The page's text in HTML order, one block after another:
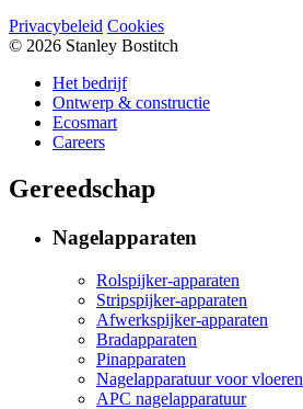
Privacybeleid Cookies
© 2026 Stanley Bostitch
Het bedrijf
Ontwerp & constructie
Ecosmart
Careers
Gereedschap
Nagelapparaten
Rolspijker-apparaten
Stripspijker-apparaten
Afwerkspijker-apparaten
Bradapparaten
Pinapparaten
Nagelapparatuur voor vloeren
APC nagelapparatuur